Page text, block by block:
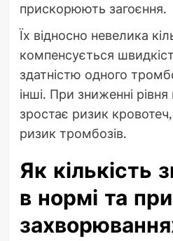
прискорюють загоєння.
Їх відносно невелика
компенсується
здатністю одного
інші. При зниженні
зростає ризик
ризик тромбозів.
Як кількість
в нормі та при